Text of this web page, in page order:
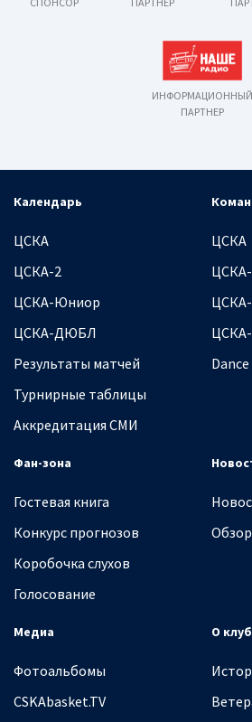
ИНФОРМАЦИОННЫЙ
ПАРТНЕР
Календарь
ЦСКА
ЦСКА-2
ЦСКА-Юниор
ЦСКА-ДЮБЛ
Результаты матчей
Турнирные таблицы
Аккредитация СМИ
ЦСКА
Фан-зона
Гостевая книга
Конкурс прогнозов
Коробочка слухов
Голосование
Медиа
Фотоальбомы
CSKAbasket.TV
О